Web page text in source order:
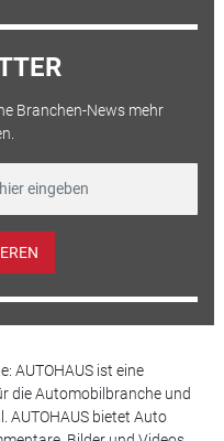
Branchen-News mehr
AUTOHAUS ist eine
die Automobilbranche und
AUTOHAUS bietet Auto